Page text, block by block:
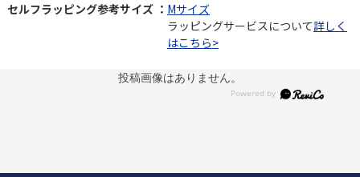
セルフラッピング参考サイズ ： Mサイズ
ラッピングサービスについて詳しく
はこちら>
投稿画像はありません。